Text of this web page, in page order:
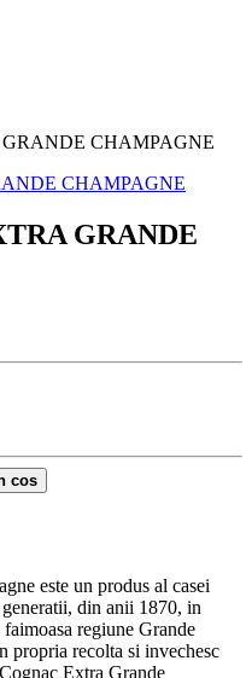
CHAMPAGNE
GRANDE
cos
este un produs al casei
din anii 1870, in
regiune Grande
propria recolta si invechesc
Extra Grande